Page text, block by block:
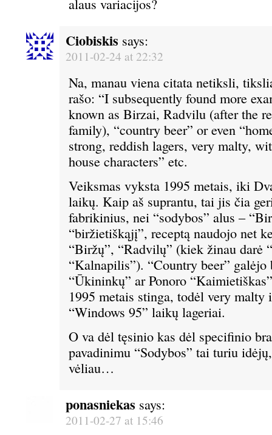
alaus variacijos?
Ciobiskis says:
2011-02-24 at 22:32
Na, manau viena citata netiksli,
rašo: “I subsequently found more
known as Birzai, Radvilu (after the
family), “country beer” or even
strong, reddish lagers, very malty,
house characters” etc.
Veiksmas vyksta 1995 metais, iki
laikų. Kaip aš suprantu, tai jis čia
fabrikinius, nei “sodybos” alus –
“biržietiškąjį”, receptą naudojo net
“Biržų”, “Radvilų” (kiek žinau darė
“Kalnapilis”). “Country beer”
“Ūkininkų” ar Ponoro
1995 metais stinga, todėl very
“Windows 95” laikų lageriai.
O va dėl tęsinio kas dėl specifinio
pavadinimu “Sodybos” tai turiu
vėliau…
ponasniekas says:
2011-02-27 at 15:46